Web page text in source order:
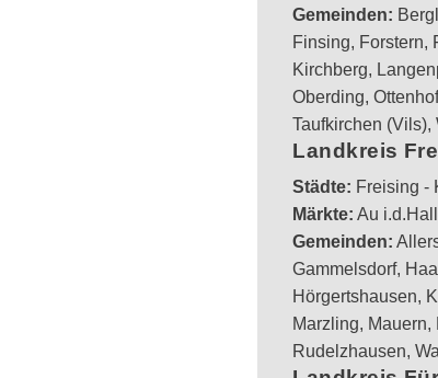
Gemeinden:
Finsing, Forstern,
Kirchberg,
Oberding,
Taufkirchen (Vils),
Landkreis
Städte: Freising -
Märkte: Au
Gemeinden:
Gammelsdorf,
Hörgertshausen,
Marzling,
Rudelzhausen,